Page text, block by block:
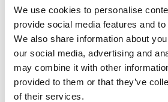
We use cookies to personalise
provide social media features and
We also share information about
our social media, advertising and
may combine it with other
provided to them or that they’ve
of their services.
tidspunkt i købelovens § 21, stk.
leveringstid, som ikke er
ordrebekræftelse, er
A/S. Er ingen leveringstid aftalt,
sted hurtigst muligt efter, at V.
mulighed for at levere. I tilfælde
jf. nedenfor under